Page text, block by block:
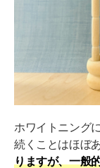
ホワイトニング
続くことはほぼ
りますが、一般